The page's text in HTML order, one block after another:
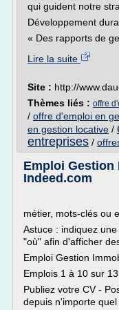
qui guident notre
Développement
« Des rapports de
Lire la suite
Site : http://
Thèmes liés : offre
/ offre d'emploi en
en gestion locative /
entreprises /
Emploi Gestion
Indeed.com
métier, mots-clés ou
Astuce : indiquez
"où" afin d'afficher
Emploi Gestion
Emplois 1 à 10 sur
Publiez votre CV -
depuis n'importe